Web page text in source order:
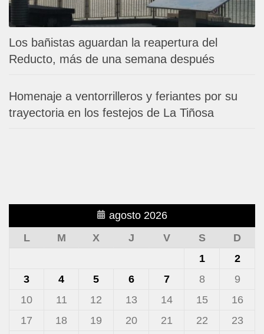
Los bañistas aguardan la reapertura del
Reducto, más de una semana después
Homenaje a ventorrilleros y feriantes por su
trayectoria en los festejos de La Tiñosa
agosto 2026
L
M X J V S
D
1
2
3
4 5 6 7 8
9
10
11 12 13 14 15
16
17
18 19 20 21 22
23